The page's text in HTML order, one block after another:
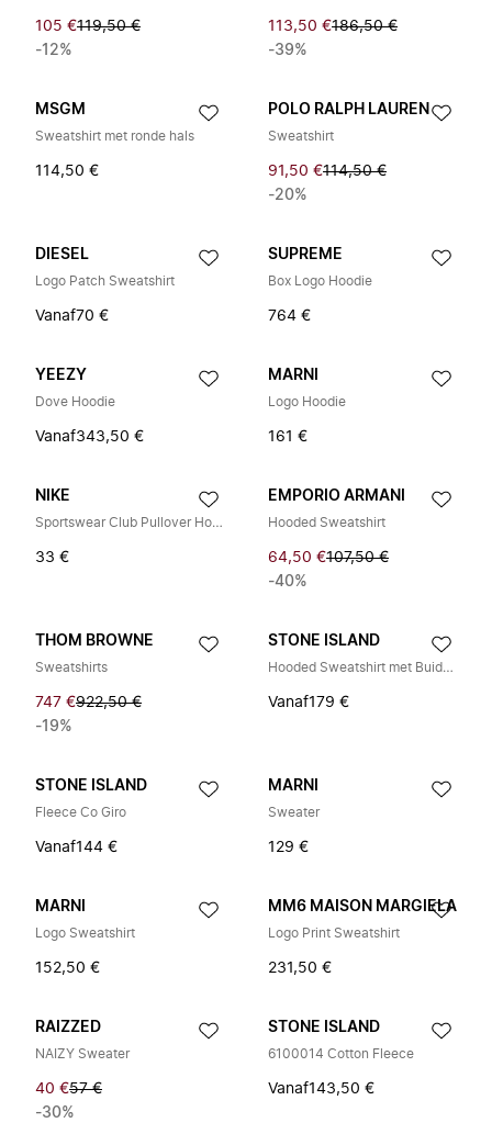
105 €119,50 €
-12%
113,50 €186,50 €
-39%
MSGM
Sweatshirt met ronde hals
114,50 €
POLO RALPH LAUREN
Sweatshirt
91,50 €114,50 €
-20%
DIESEL
Logo Patch Sweatshirt
Vanaf70 €
SUPREME
Box Logo Hoodie
764 €
YEEZY
Dove Hoodie
Vanaf343,50 €
MARNI
Logo Hoodie
161 €
NIKE
Sportswear Club Pullover Hoodie
33 €
EMPORIO ARMANI
Hooded Sweatshirt
64,50 €107,50 €
-40%
THOM BROWNE
Sweatshirts
747 €922,50 €
-19%
STONE ISLAND
Hooded Sweatshirt met Buidelzak en Geribbelde Details
Vanaf179 €
STONE ISLAND
Fleece Co Giro
Vanaf144 €
MARNI
Sweater
129 €
MARNI
Logo Sweatshirt
152,50 €
MM6 MAISON MARGIELA
Logo Print Sweatshirt
231,50 €
RAIZZED
NAIZY Sweater
40 €57 €
-30%
STONE ISLAND
6100014 Cotton Fleece
Vanaf143,50 €